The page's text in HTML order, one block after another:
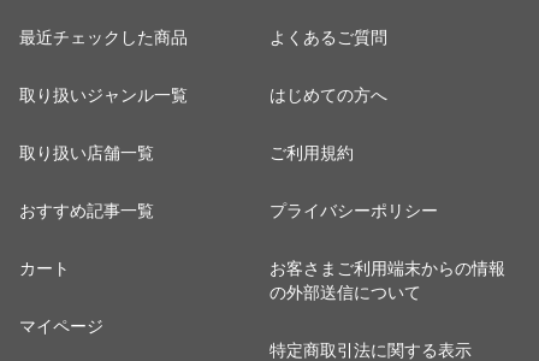
最近チェックした商品
取り扱いジャンル一覧
取り扱い店舗一覧
おすすめ記事一覧
カート
マイページ
よくあるご質問
はじめての方へ
ご利用規約
プライバシーポリシー
お客さまご利用端末からの情報
の外部送信について
特定商取引法に関する表示